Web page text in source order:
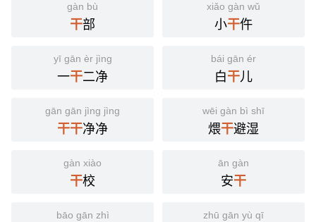
gàn bù
干部
xiǎo gàn wǔ
小干仵
yī gān èr jìng
一干二净
bái gān ér
白干儿
gān gān jìng jìng
干干净净
wēi gàn bì shī
煨干避湿
gàn xiào
干校
ān gàn
安干
bāo gān zhì zhū gān yù qī